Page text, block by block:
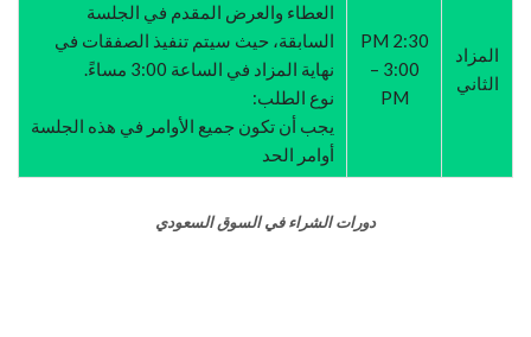
المزاد
الثاني
2:30 PM
– 3:00
PM
العطاء والعرض المقدم في الجلسة
السابقة، حيث سيتم تنفيذ الصفقات في
نهاية المزاد في الساعة 3:00 مساءً.
نوع الطلب:
يجب أن تكون جميع الأوامر في هذه الجلسة
أوامر الحد
دورات الشراء في السوق السعودي